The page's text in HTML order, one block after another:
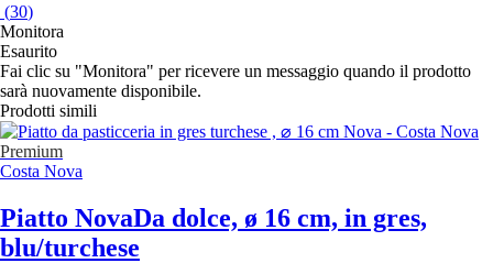
(30)
Monitora
Esaurito
Fai clic su "Monitora" per ricevere un messaggio quando il prodotto
sarà nuovamente disponibile.
Prodotti simili
Premium
Costa Nova
Piatto NovaDa dolce, ø 16 cm, in gres,
blu/turchese